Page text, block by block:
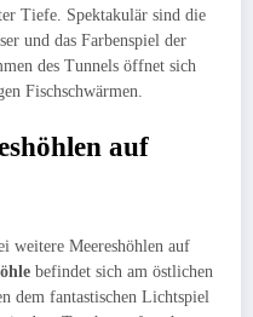
Tiefe. Spektakulär sind die
und das Farbenspiel der
des Tunnels öffnet sich
Fischschwärmen.
auf
weitere Meereshöhlen auf
befindet sich am östlichen
dem fantastischen Lichtspiel